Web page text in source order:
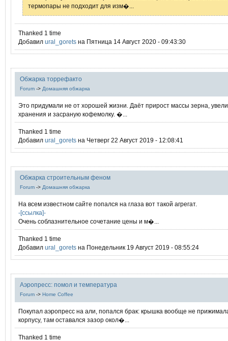
термопары не подходит для изм�...
Thanked 1 time
Добавил ural_gorets на Пятница 14 Август 2020 - 09:43:30
Обжарка торрефакто
Forum -> Домашняя обжарка
Это придумали не от хорошей жизни. Даёт прирост массы зерна,
хранения и засраную кофемолку. �...
Thanked 1 time
Добавил ural_gorets на Четверг 22 Август 2019 - 12:08:41
Обжарка строительным феном
Forum -> Домашняя обжарка
На всем известном сайте попался на глаза вот такой агрегат.
-[ссылка]-
Очень соблазнительное сочетание цены и м�...
Thanked 1 time
Добавил ural_gorets на Понедельник 19 Август 2019 - 08:55:24
Аэропресс: помол и температура
Forum -> Home Coffee
Покупал аэропресс на али, попался брак: крышка вообще не
корпусу, там оставался зазор окол�...
Thanked 1 time